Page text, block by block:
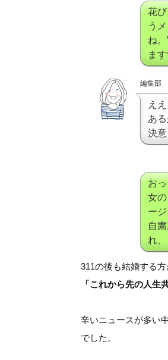
花
う
ね
ま
編集部
え
あ
決
お
女
ー
自
れ、
311の後も結婚する
「これから先の人生
辛いニュースが多い
でした。